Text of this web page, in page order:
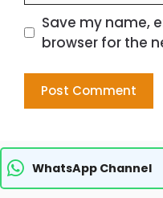
Save my name,
browser for the
WhatsApp Channel